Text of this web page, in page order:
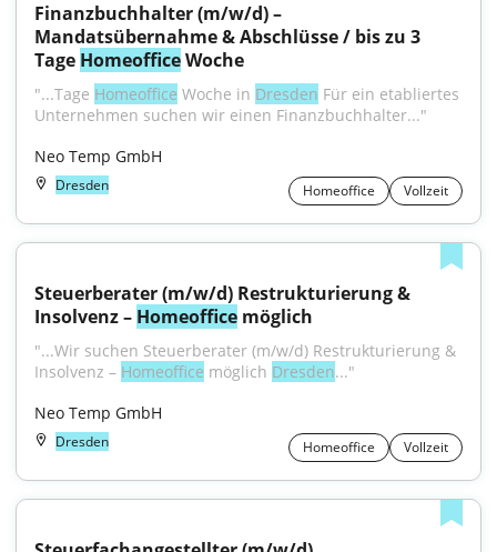
Finanzbuchhalter (m/w/d) –
Mandatsübernahme & Abschlüsse / bis zu 3
Tage Homeoffice Woche
"...Tage Homeoffice Woche in Dresden Für ein etabliertes
Unternehmen suchen wir einen Finanzbuchhalter..."
Neo Temp GmbH
Dresden Homeoffice Vollzeit
Steuerberater (m/w/d) Restrukturierung &
Insolvenz – Homeoffice möglich
"...Wir suchen Steuerberater (m/w/d) Restrukturierung &
Insolvenz – Homeoffice möglich Dresden..."
Neo Temp GmbH
Dresden Homeoffice Vollzeit